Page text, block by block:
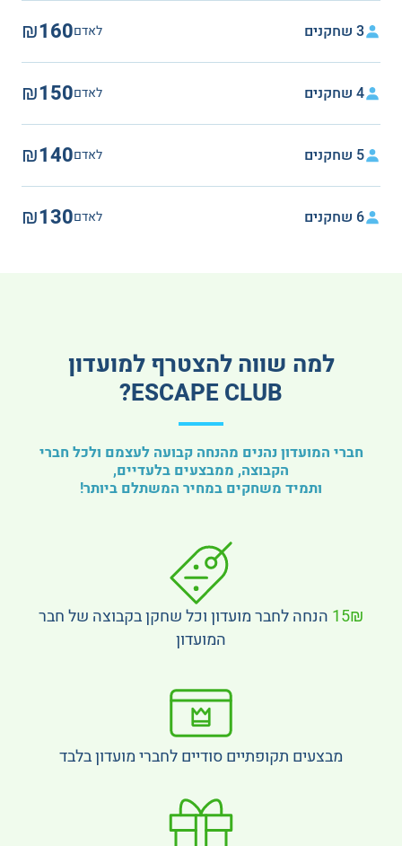
3 שחקנים לאדם₪160
4 שחקנים לאדם₪150
5 שחקנים לאדם₪140
6 שחקנים לאדם₪130
למה שווה להצטרף למועדון
ESCAPE CLUB?
חברי המועדון נהנים מהנחה קבועה לעצמם ולכל חברי
הקבוצה, ממבצעים בלעדיים,
ותמיד משחקים במחיר המשתלם ביותר!
15₪ הנחה לחבר מועדון וכל שחקן בקבוצה של חבר
המועדון
מבצעים תקופתיים סודיים לחברי מועדון בלבד